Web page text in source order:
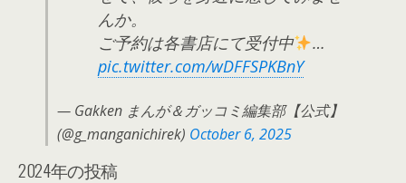
んか。
ご予約は各書店にて受付中
…
pic.twitter.com/wDFFSPKBnY
— Gakken まんが＆ガッコミ編集部【公式】
(@g_manganichirek) October 6, 2025
2024年の投稿